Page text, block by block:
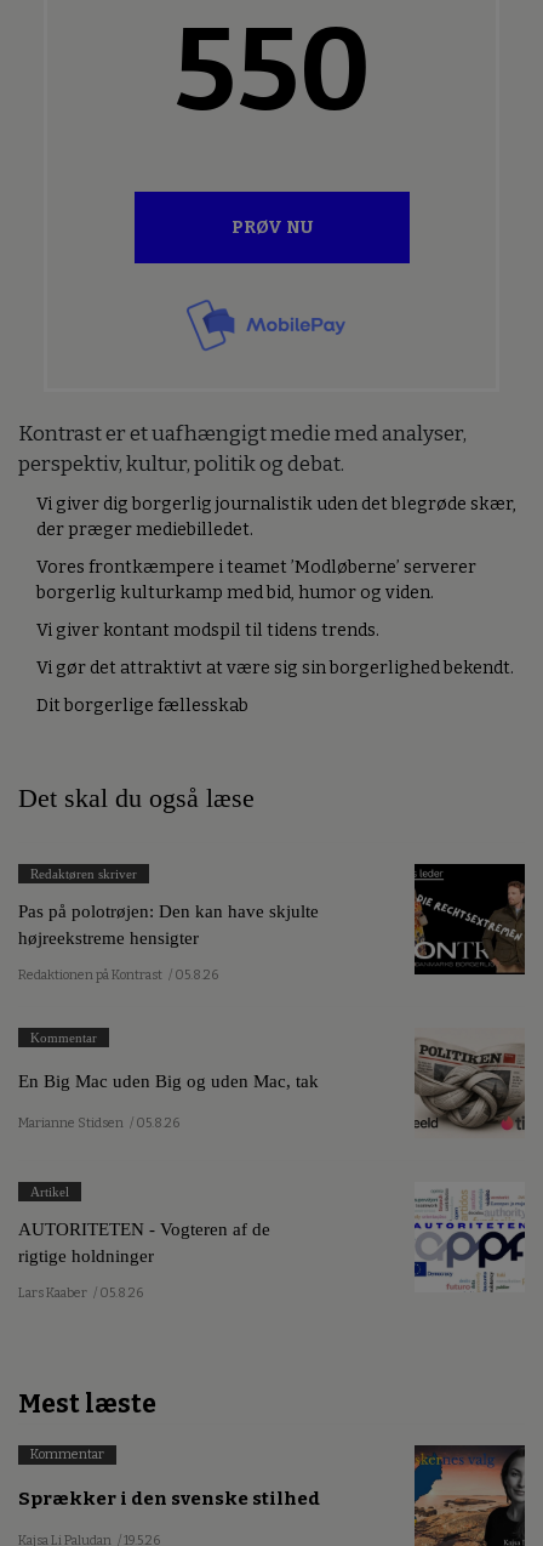
550
PRØV NU
Kontrast er et uafhængigt medie med analyser,
perspektiv, kultur, politik og debat.
Vi giver dig borgerlig journalistik uden det blegrøde skær,
der præger mediebilledet.
Vores frontkæmpere i teamet ’Modløberne’ serverer
borgerlig kulturkamp med bid, humor og viden.
Vi giver kontant modspil til tidens trends.
Vi gør det attraktivt at være sig sin borgerlighed bekendt.
Dit borgerlige fællesskab
Det skal du også læse
Redaktøren skriver
Pas på polotrøjen: Den kan have skjulte
højreekstreme hensigter
Redaktionen på Kontrast / 05.8.26
Kommentar
En Big Mac uden Big og uden Mac, tak
Marianne Stidsen / 05.8.26
Artikel
AUTORITETEN - Vogteren af de
rigtige holdninger
Lars Kaaber / 05.8.26
Mest læste
Kommentar
Sprækker i den svenske stilhed
Kajsa Li Paludan / 19.5.26